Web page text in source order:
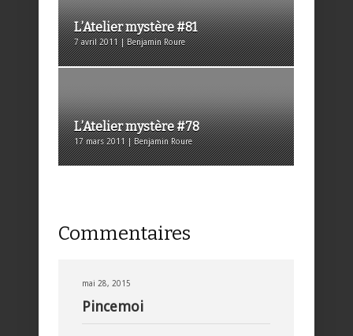
L’Atelier mystère #81
7 avril 2011 | Benjamin Roure
L’Atelier mystère #78
17 mars 2011 | Benjamin Roure
Commentaires
mai 28, 2015
Pincemoi